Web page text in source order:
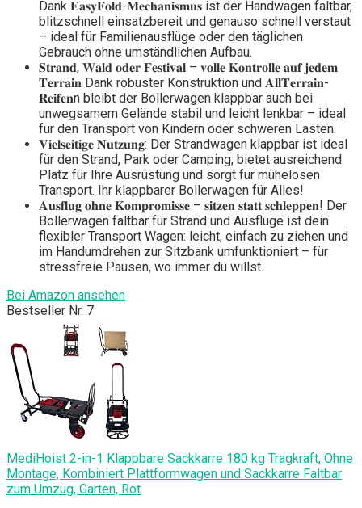
Dank 𝐄𝐚𝐬𝐲𝐅𝐨𝐥𝐝-𝐌𝐞𝐜𝐡𝐚𝐧𝐢𝐬𝐦𝐮𝐬 ist der Handwagen faltbar,
blitzschnell einsatzbereit und genauso schnell verstaut
– ideal für Familienausflüge oder den täglichen
Gebrauch ohne umständlichen Aufbau.
𝐒𝐭𝐫𝐚𝐧𝐝, 𝐖𝐚𝐥𝐝 𝐨𝐝𝐞𝐫 𝐅𝐞𝐬𝐭𝐢𝐯𝐚𝐥 – 𝐯𝐨𝐥𝐥𝐞 𝐊𝐨𝐧𝐭𝐫𝐨𝐥𝐥𝐞 𝐚𝐮𝐟 𝐣𝐞𝐝𝐞𝐦
𝐓𝐞𝐫𝐫𝐚𝐢𝐧 Dank robuster Konstruktion und 𝐀𝐥𝐥𝐓𝐞𝐫𝐫𝐚𝐢𝐧-
𝐑𝐞𝐢𝐟𝐞𝐧n bleibt der Bollerwagen klappbar auch bei
unwegsamem Gelände stabil und leicht lenkbar – ideal
für den Transport von Kindern oder schweren Lasten.
𝐕𝐢𝐞𝐥𝐬𝐞𝐢𝐭𝐢𝐠𝐞 𝐍𝐮𝐭𝐳𝐮𝐧𝐠: Der Strandwagen klappbar ist ideal
für den Strand, Park oder Camping; bietet ausreichend
Platz für Ihre Ausrüstung und sorgt für mühelosen
Transport. Ihr klappbarer Bollerwagen für Alles!
𝐀𝐮𝐬𝐟𝐥𝐮𝐠 𝐨𝐡𝐧𝐞 𝐊𝐨𝐦𝐩𝐫𝐨𝐦𝐢𝐬𝐬𝐞 – 𝐬𝐢𝐭𝐳𝐞𝐧 𝐬𝐭𝐚𝐭𝐭 𝐬𝐜𝐡𝐥𝐞𝐩𝐩𝐞𝐧! Der
Bollerwagen faltbar für Strand und Ausflüge ist dein
flexibler Transport Wagen: leicht, einfach zu ziehen und
im Handumdrehen zur Sitzbank umfunktioniert – für
stressfreie Pausen, wo immer du willst.
Bei Amazon ansehen
Bestseller Nr. 7
MediHoist 2-in-1 Klappbare Sackkarre 180 kg Tragkraft, Ohne
Montage, Kombiniert Plattformwagen und Sackkarre Faltbar
zum Umzug, Garten, Rot